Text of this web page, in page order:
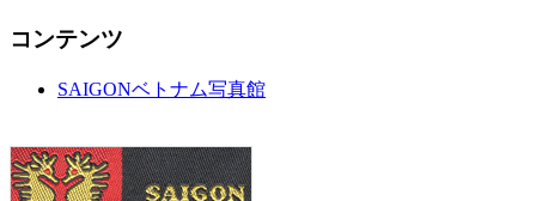
コンテンツ
SAIGONベトナム写真館